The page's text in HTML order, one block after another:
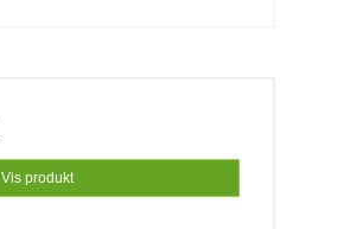
Vis produkt